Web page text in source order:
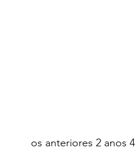
os anteriores 2 anos